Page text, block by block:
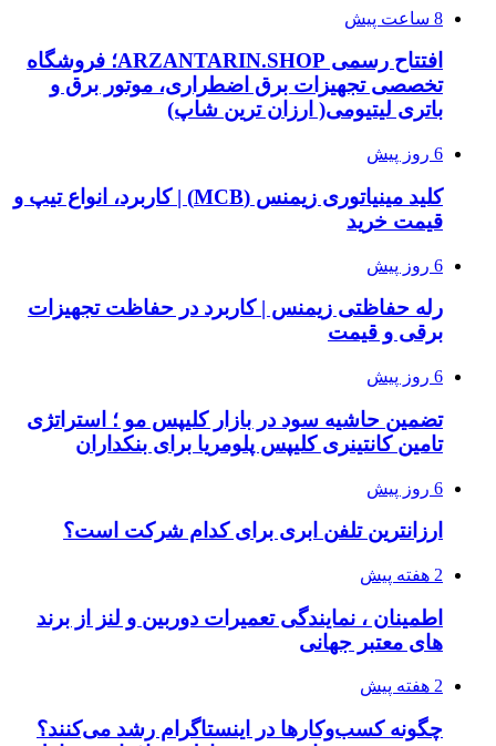
8 ساعت پیش
افتتاح رسمی ARZANTARIN.SHOP؛ فروشگاه
تخصصی تجهیزات برق اضطراری، موتور برق و
باتری لیتیومی( ارزان ترین شاپ)
6 روز پیش
کلید مینیاتوری زیمنس (MCB) | کاربرد، انواع تیپ و
قیمت خرید
6 روز پیش
رله حفاظتی زیمنس | کاربرد در حفاظت تجهیزات
برقی و قیمت
6 روز پیش
تضمین حاشیه سود در بازار کلیپس مو ؛ استراتژی
تامین کانتینری کلیپس پلومریا برای بنکداران
6 روز پیش
ارزانترین تلفن ابری برای کدام شرکت است؟
2 هفته پیش
اطمینان ، نمایندگی تعمیرات دوربین و لنز از برند
های معتبر جهانی
2 هفته پیش
چگونه کسب‌وکارها در اینستاگرام رشد می‌کنند؟